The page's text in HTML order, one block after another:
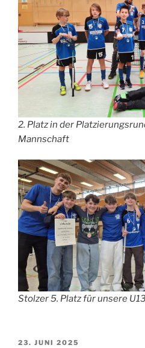
2. Platz in der
Mannschaft
Stolzer 5. Platz für unsere
VERÖFFENTLICHT
23. JUNI 2025